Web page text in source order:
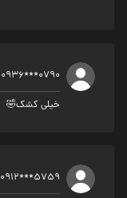
0936***0790
خیلی کشک🤣
0912***5759